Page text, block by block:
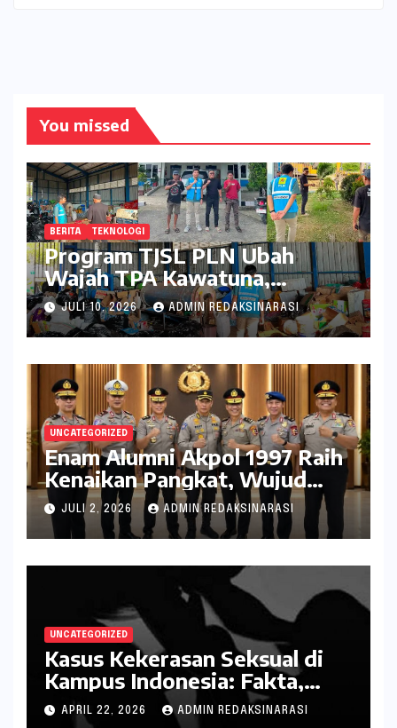
You missed
BERITA TEKNOLOGI
Program TJSL PLN Ubah
Wajah TPA Kawatuna,
Sampah Kini Bernilai Ekonomi
dan Lingkungan
JULI 10, 2026 ADMIN REDAKSINARASI
UNCATEGORIZED
Enam Alumni Akpol 1997 Raih
Kenaikan Pangkat, Wujud
Penghargaan atas Pengabdian
kepada Negara
JULI 2, 2026 ADMIN REDAKSINARASI
UNCATEGORIZED
Kasus Kekerasan Seksual di
Kampus Indonesia: Fakta,
Pola Berulang, dan Tantangan
APRIL 22, 2026 ADMIN REDAKSINARASI